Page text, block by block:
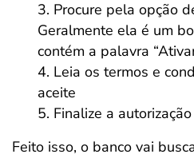
Procure pela opção
Geralmente ela é um
contém a palavra
Leia os termos e
aceite
Finalize a
Feito isso, o banco vai